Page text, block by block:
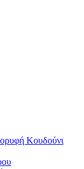
Κουδούνι